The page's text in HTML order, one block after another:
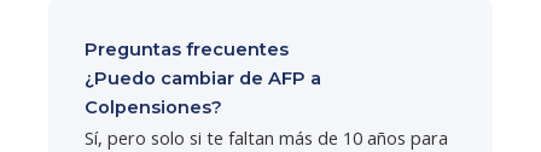
Preguntas frecuentes
¿Puedo cambiar de AFP a
Colpensiones?
Sí, pero solo si te faltan más de 10 años para